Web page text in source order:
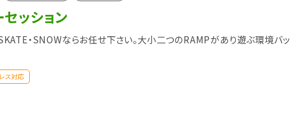
セッション
・SNOWならお任せ下さい。大小二つのRAMPがあり遊ぶ環境バッ
ス対応